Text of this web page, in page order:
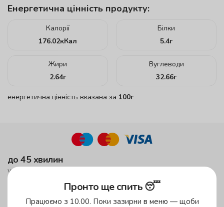
Енергетична цінність продукту:
Калорії
176.02кКал
Білки
5.4г
Жири
2.64г
Вуглеводи
32.66г
енергетична цінність вказана за 100г
до 45 хвилин
у зеленій зоні!
у жовтій зоні
Пронто ще спить 😴
Працюємо з 10.00. Поки зазирни в меню — щоби